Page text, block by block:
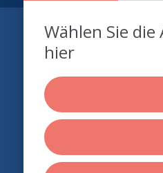
Wählen Sie
hier